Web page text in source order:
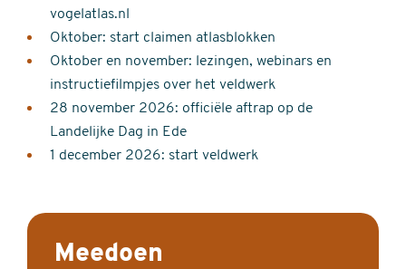
vogelatlas.nl
Oktober: start claimen atlasblokken
Oktober en november: lezingen, webinars en
instructiefilmpjes over het veldwerk
28 november 2026: officiële aftrap op de
Landelijke Dag in Ede
1 december 2026: start veldwerk
Meedoen